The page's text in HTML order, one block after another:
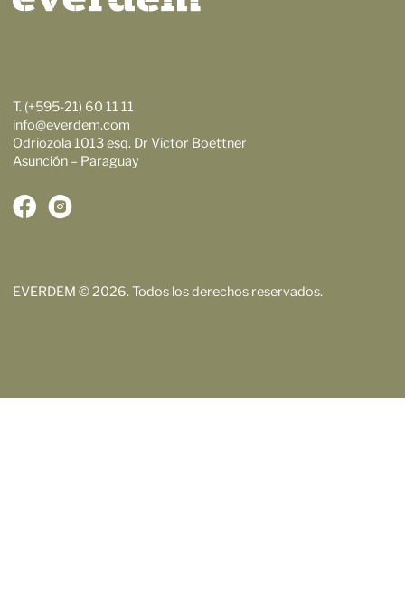
T. (+595-21) 60 11 11
info@everdem.com
Odriozola 1013 esq. Dr Victor Boettner
Asunción – Paraguay
EVERDEM © 2026. Todos los derechos reservados.